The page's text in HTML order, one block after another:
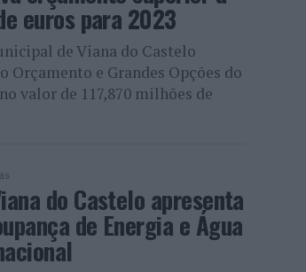
euros para 2023
de Viana do Castelo
Orçamento e Grandes Opções do
valor de 117,870 milhões de
do Castelo apresenta
de Energia e Água